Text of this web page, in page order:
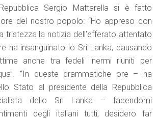
Sergio Mattarella si è fatto
del nostro popolo: “Ho appreso con
tristezza la notizia dell’efferato attentato
ha insanguinato lo Sri Lanka, causando
anche tra fedeli inermi riuniti per
“In queste drammatiche ore – ha
Stato al presidente della Repubblica
dello Sri Lanka – facendomi
degli italiani tutti, desidero far